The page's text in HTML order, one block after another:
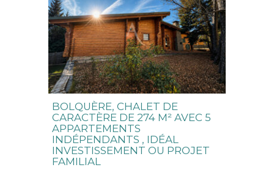
BOLQUÈRE, CHALET DE
CARACTÈRE DE 274 M² AVEC 5
APPARTEMENTS
INDÉPENDANTS , IDÉAL
INVESTISSEMENT OU PROJET
FAMILIAL